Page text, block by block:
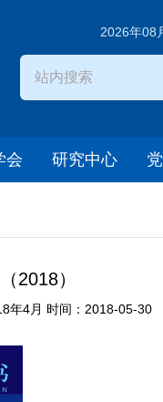
2026年08
会 研究中心
2018）
年4月 时间：2018-05-30